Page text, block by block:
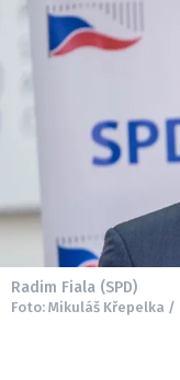
Radim Fiala (SPD)
Foto: Mikuláš Křepelka /